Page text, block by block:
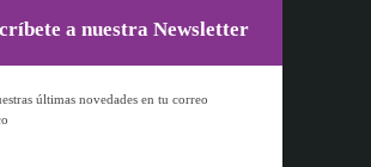
a nuestra Newsletter
últimas novedades en tu correo